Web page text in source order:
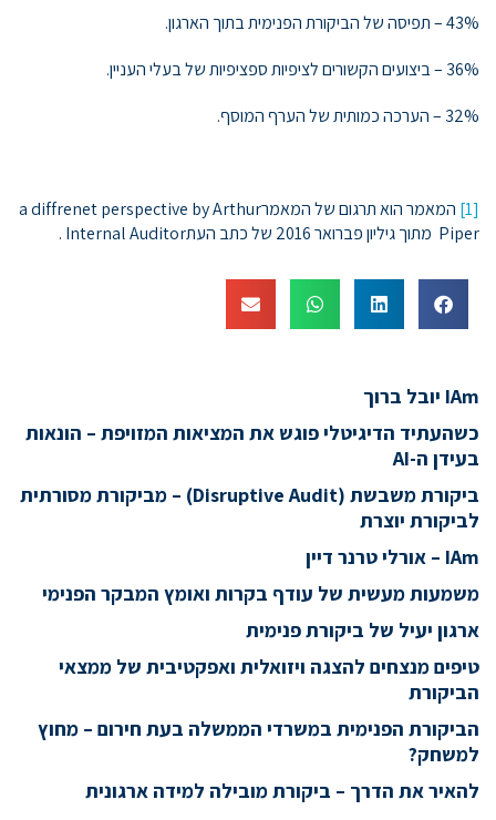
43% – תפיסה של הביקורת הפנימית בתוך הארגון.
36% – ביצועים הקשורים לציפיות ספציפיות של בעלי העניין.
32% – הערכה כמותית של הערף המוסף.
[1]
המאמר הוא תרגום של המאמרa diffrenet perspective by Arthur
Piper מתוך גיליון פברואר 2016 של כתב העתInternal Auditor .
IAm יובל ברוך
כשהעתיד הדיגיטלי פוגש את המציאות המזויפת – הונאות
בעידן ה-AI
ביקורת משבשת (Disruptive Audit) – מביקורת מסורתית
לביקורת יוצרת
IAm – אורלי טרנר דיין
משמעות מעשית של עודף בקרות ואומץ המבקר הפנימי
ארגון יעיל של ביקורת פנימית
טיפים מנצחים להצגה ויזואלית ואפקטיבית של ממצאי
הביקורת
הביקורת הפנימית במשרדי הממשלה בעת חירום – מחוץ
למשחק?
להאיר את הדרך – ביקורת מובילה למידה ארגונית